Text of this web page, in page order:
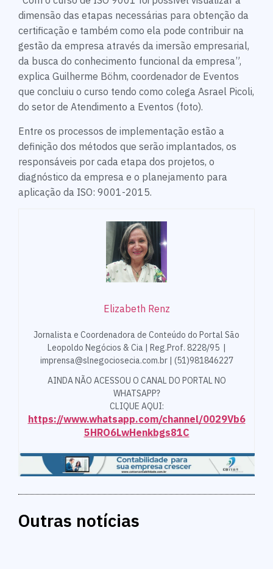
dimensão das etapas necessárias para obtenção da
certificação e também como ela pode contribuir na
gestão da empresa através da imersão empresarial,
da busca do conhecimento funcional da empresa”,
explica Guilherme Böhm, coordenador de Eventos
que concluiu o curso tendo como colega Asrael Picoli,
do setor de Atendimento a Eventos (foto).
Entre os processos de implementação estão a
definição dos métodos que serão implantados, os
responsáveis por cada etapa dos projetos, o
diagnóstico da empresa e o planejamento para
aplicação da ISO: 9001-2015.
Elizabeth Renz
Jornalista e Coordenadora de Conteúdo do Portal São
Leopoldo Negócios & Cia | Reg.Prof. 8228/95 |
imprensa@slnegociosecia.com.br | (51)981846227
AINDA NÃO ACESSOU O CANAL DO PORTAL NO
WHATSAPP?
CLIQUE AQUI:
https://www.whatsapp.com/channel/0029Vb6
5HRO6LwHenkbgs81C
Outras notícias